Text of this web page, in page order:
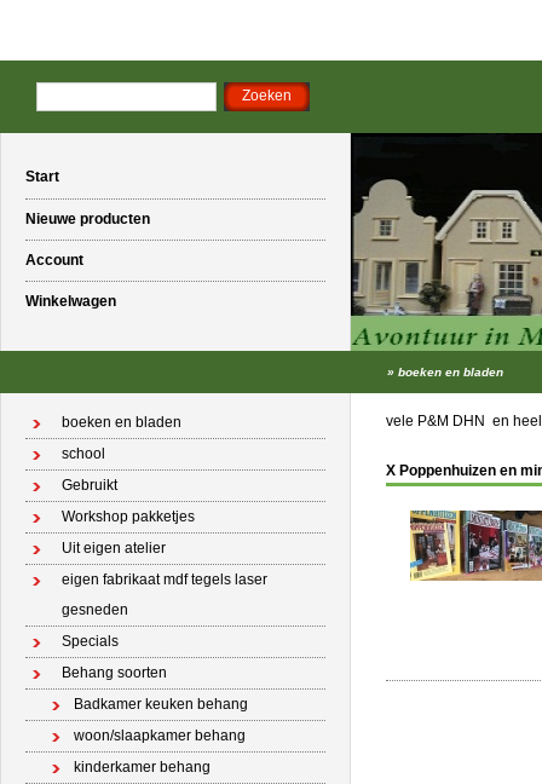
Start
Nieuwe producten
Account
Winkelwagen
» boeken en bladen
boeken en bladen
school
Gebruikt
Workshop pakketjes
Uit eigen atelier
eigen fabrikaat mdf tegels laser
gesneden
Specials
Behang soorten
Badkamer keuken behang
woon/slaapkamer behang
kinderkamer behang
vele P&M DHN en
X Poppenhuizen en